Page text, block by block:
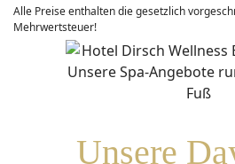
Alle Preise enthalten die gesetzlich
Mehrwertsteuer!
Unsere